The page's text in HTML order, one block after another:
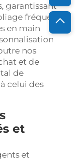
garantissant
fréquent
en main
nos
et de
de
celui des
et
et